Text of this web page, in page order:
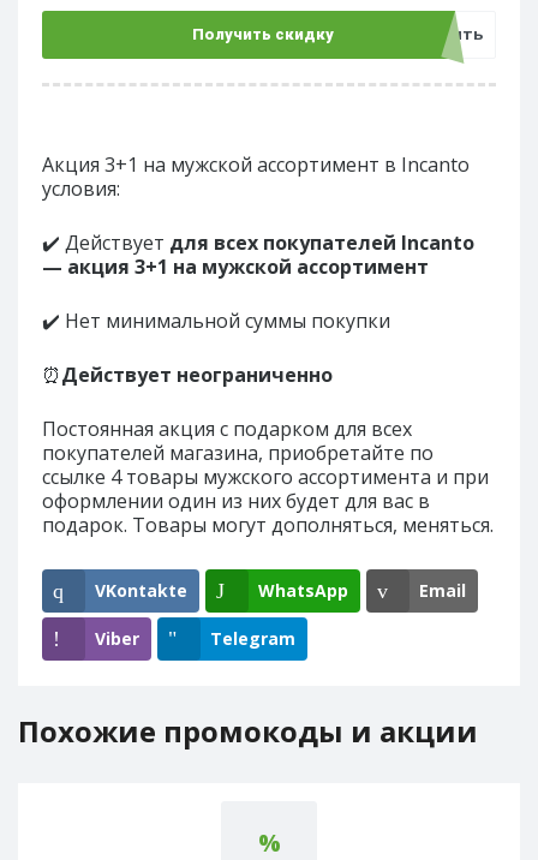
Получить скидку Открыть
Акция 3+1 на мужской ассортимент в Incanto
условия:
✔️ Действует для всех покупателей Incanto
— акция 3+1 на мужской ассортимент
✔️ Нет минимальной суммы покупки
⏰Действует неограниченно
Постоянная акция с подарком для всех
покупателей магазина, приобретайте по
ссылке 4 товары мужского ассортимента и при
оформлении один из них будет для вас в
подарок. Товары могут дополняться, меняться.
VKontakte WhatsApp Email
Viber Telegram
Похожие промокоды и акции
%